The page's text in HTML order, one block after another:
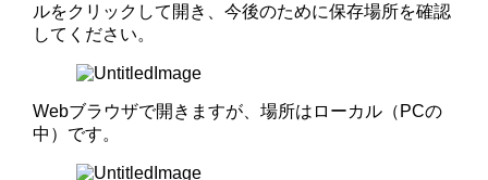
ルをクリックして開き、今後のために保存場所を確認
してください。
Webブラウザで開きますが、場所はローカル（PCの
中）です。